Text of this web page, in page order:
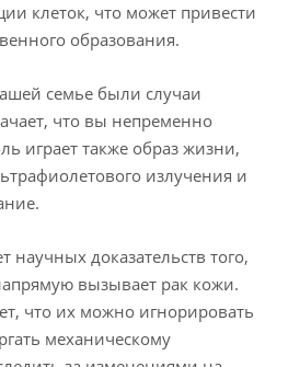
клеток, что может привести
образования.
семье были случаи
что вы непременно
играет также образ жизни,
излучения и
доказательств того,
вызывает рак кожи.
что их можно игнорировать
механическому